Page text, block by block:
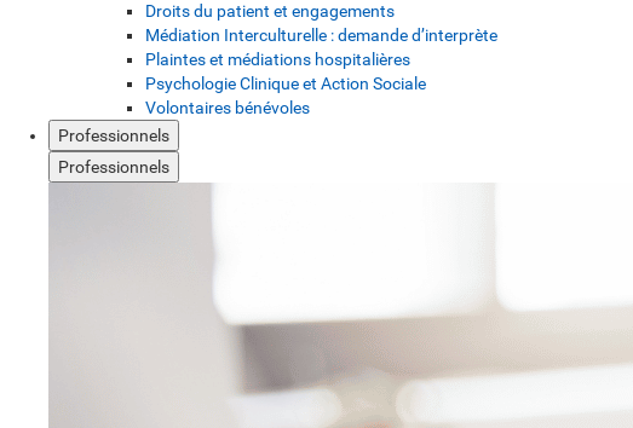
Droits du patient et engagements
Médiation Interculturelle : demande d’interprète
Plaintes et médiations hospitalières
Psychologie Clinique et Action Sociale
Volontaires bénévoles
Professionnels
Professionnels